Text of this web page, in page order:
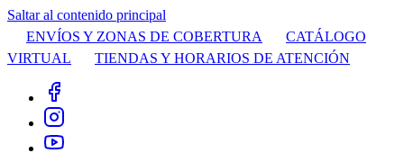
Saltar al contenido principal
ENVÍOS Y ZONAS DE COBERTURA
CATÁLOGO
VIRTUAL
TIENDAS Y HORARIOS DE ATENCIÓN